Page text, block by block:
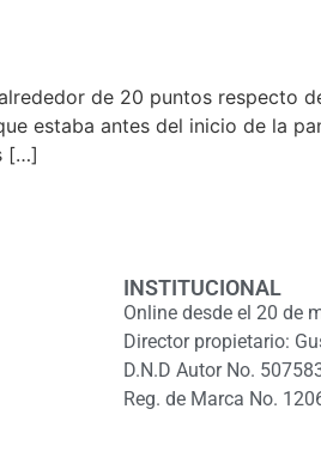
de 20 puntos respecto
estaba antes del inicio de la
[…]
INSTITUCIONAL
Online desde el 20 de
Director propietario:
D.N.D Autor No.
Reg. de Marca No.